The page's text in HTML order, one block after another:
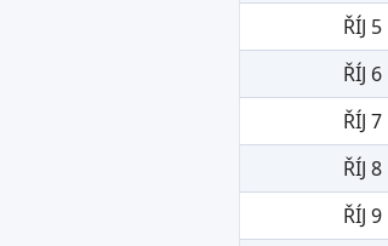
ŘÍJ 5
ŘÍJ 6
ŘÍJ 7
ŘÍJ 8
ŘÍJ 9